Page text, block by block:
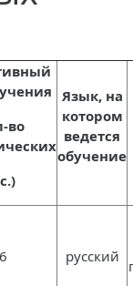
во
Язык, на
котором
ведется
обучение
русский